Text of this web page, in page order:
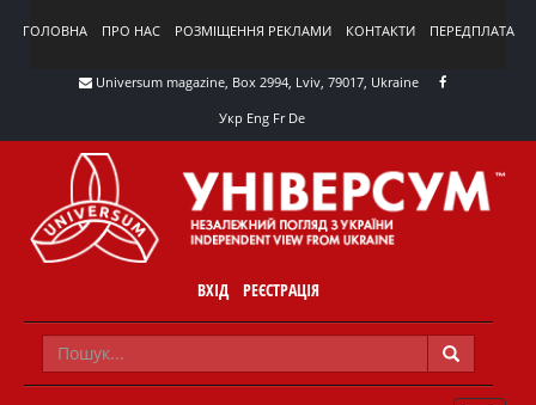
ГОЛОВНА ПРО НАС РОЗМІЩЕННЯ РЕКЛАМИ КОНТАКТИ ПЕРЕДПЛАТА
Universum magazine, Box 2994, Lviv, 79017, Ukraine
Укр Eng Fr De
ВХІД РЕЄСТРАЦІЯ